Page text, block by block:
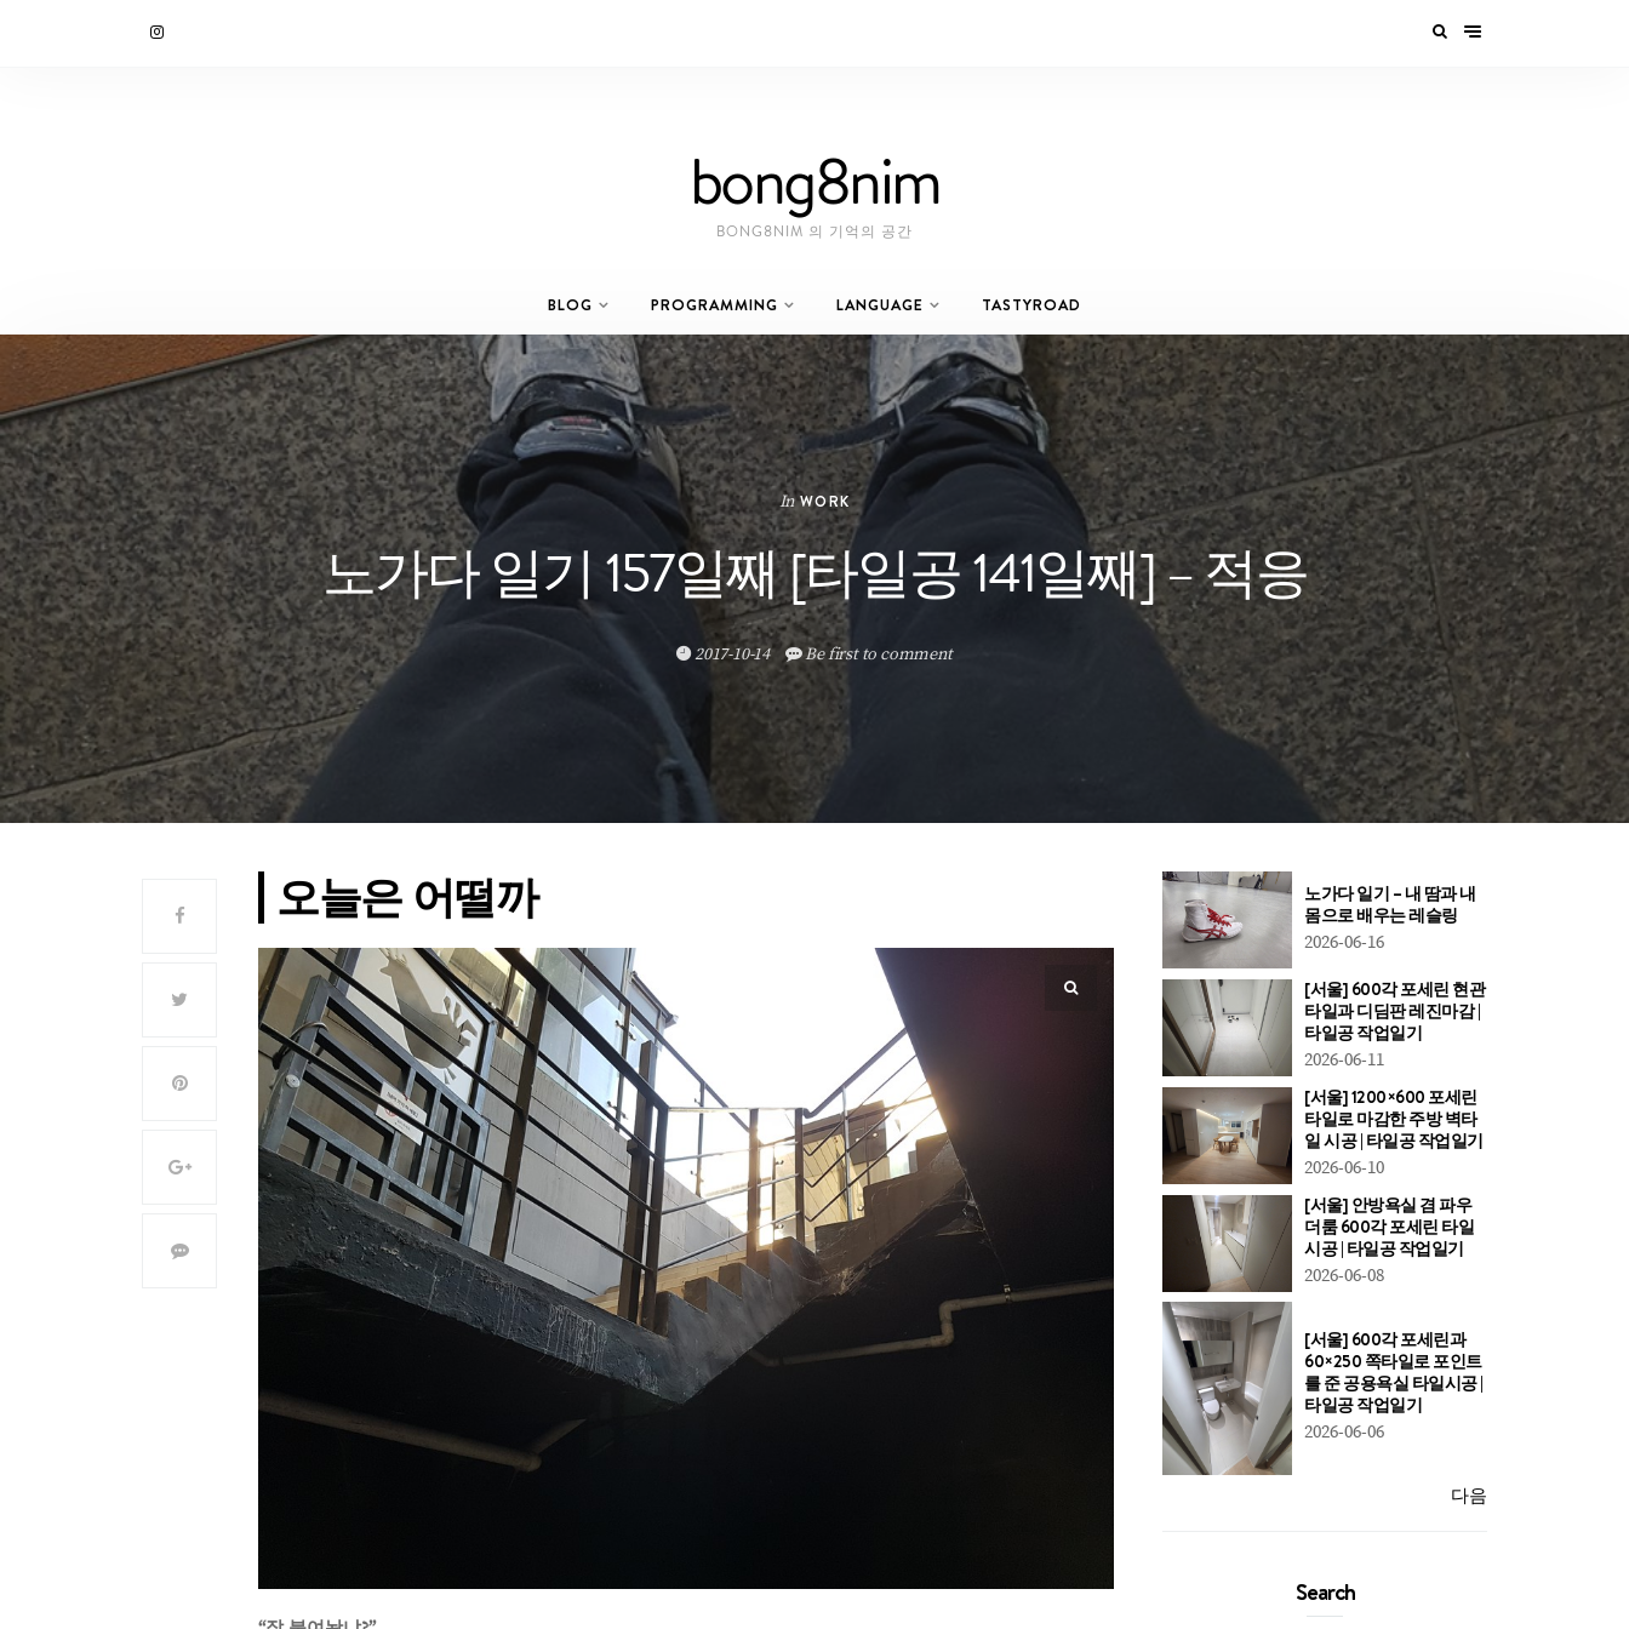
bong8nim
BONG8NIM 의 기억의 공간
BLOG PROGRAMMING LANGUAGE TASTYROAD
In WORK
노가다 일기 157일째 [타일공 141일째] – 적응
2017-10-14 Be first to comment
오늘은 어떨까
노가다 일기 – 내 땀과 내
몸으로 배우는 레슬링
2026-06-16
[서울] 600각 포세린 현관
타일과 디딤판 레진마감 |
타일공 작업일기
2026-06-11
[서울] 1200×600 포세린
타일로 마감한 주방 벽타
일 시공 | 타일공 작업일기
2026-06-10
[서울] 안방욕실 겸 파우
더룸 600각 포세린 타일
시공 | 타일공 작업일기
2026-06-08
[서울] 600각 포세린과
60×250 쪽타일로 포인트
를 준 공용욕실 타일시공 |
타일공 작업일기
2026-06-06
다음
Search